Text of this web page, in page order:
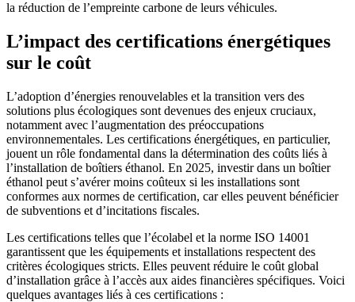
la réduction de l’empreinte carbone de leurs véhicules.
L’impact des certifications énergétiques
sur le coût
L’adoption d’énergies renouvelables et la transition vers des
solutions plus écologiques sont devenues des enjeux cruciaux,
notamment avec l’augmentation des préoccupations
environnementales. Les certifications énergétiques, en particulier,
jouent un rôle fondamental dans la détermination des coûts liés à
l’installation de boîtiers éthanol. En 2025, investir dans un boîtier
éthanol peut s’avérer moins coûteux si les installations sont
conformes aux normes de certification, car elles peuvent bénéficier
de subventions et d’incitations fiscales.
Les certifications telles que l’écolabel et la norme ISO 14001
garantissent que les équipements et installations respectent des
critères écologiques stricts. Elles peuvent réduire le coût global
d’installation grâce à l’accès aux aides financières spécifiques. Voici
quelques avantages liés à ces certifications :